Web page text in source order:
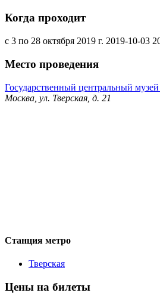
Когда проходит
с 3 по 28 октября 2019 г. 2019-10-03
Место проведения
Государственный центральный
Москва, ул. Тверская, д. 21
Станция метро
Тверская
Цены на билеты